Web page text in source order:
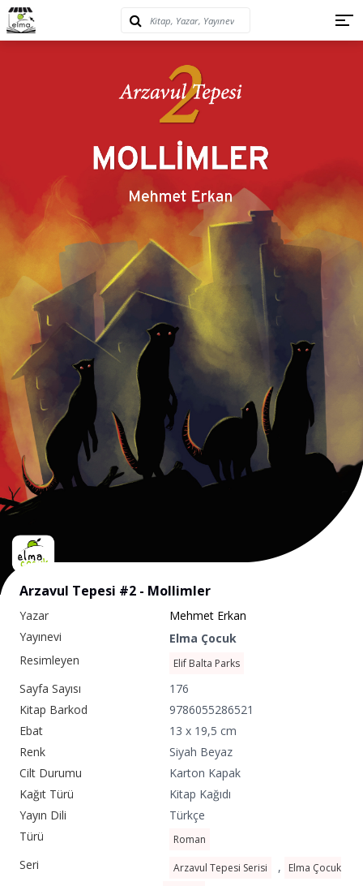
Arzavul Tepesi #2 - Mollimler
Yazar
Mehmet Erkan
Yayınevi
Elma Çocuk
Resimleyen
Elif Balta Parks
Sayfa Sayısı
176
Kitap Barkod
9786055286521
Ebat
13 x 19,5 cm
Renk
Siyah Beyaz
Cilt Durumu
Karton Kapak
Kağıt Türü
Kitap Kağıdı
Yayın Dili
Türkçe
Türü
Roman
Seri Arzavul Tepesi Serisi ,
Elma Çocuk